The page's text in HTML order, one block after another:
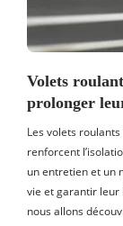
Volets
prolonger
Les volets
renforcent
un entretien et un
vie et garantir leur
nous allons